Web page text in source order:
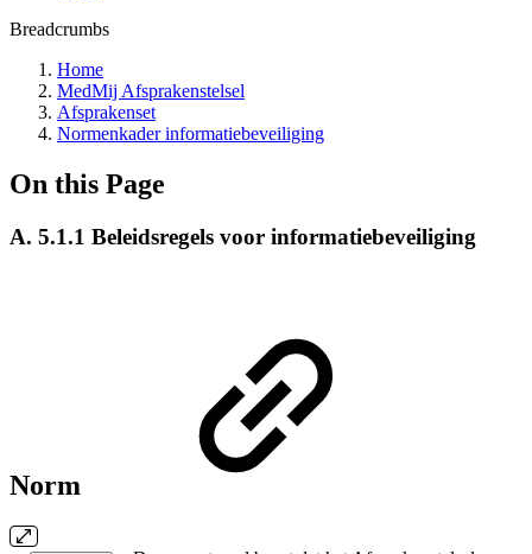
Breadcrumbs
Home
MedMij Afsprakenstelsel
Afsprakenset
Normenkader informatiebeveiliging
On this Page
A. 5.1.1 Beleidsregels voor informatiebeveiliging
Norm